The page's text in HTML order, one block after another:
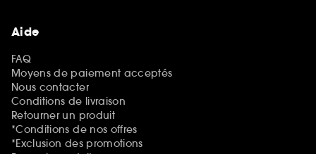
Aide
FAQ
Moyens de paiement acceptés
Nous contacter
Conditions de livraison
Retourner un produit
*Conditions de nos offres
*Exclusion des promotions